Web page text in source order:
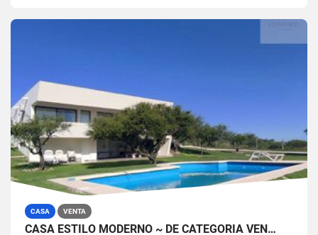
CASA VENTA
CASA ESTILO MODERNO ~ DE CATEGORIA VEN…